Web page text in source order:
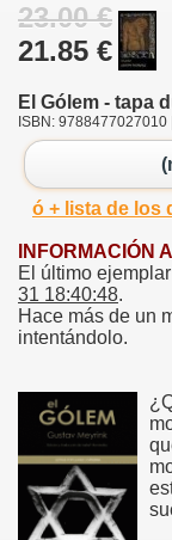
23.00 €
21.85 €
El Gólem - tapa
ISBN:
ó + lista de los
INFORMACIÓN
El último
31 18:40:48.
Hace más de un
intentándolo.